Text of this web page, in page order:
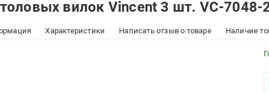
вилок Vincent 3 шт. VC-7048-
Характеристики Написать отзыв о товаре Наличие